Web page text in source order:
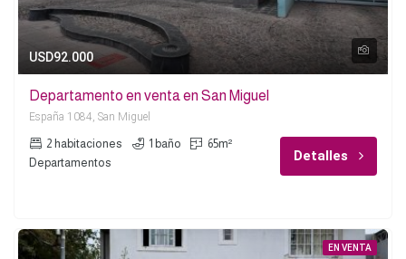
USD92.000
Departamento en venta en San Miguel
España 1084, San Miguel
2 habitaciones 1 baño
65m²
Departamentos
Detalles
EN VENTA